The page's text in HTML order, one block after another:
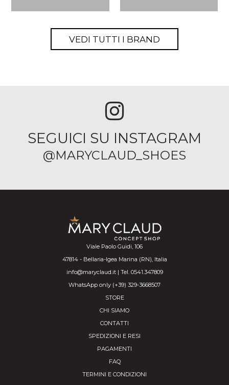
VEDI TUTTI I BRAND
SEGUICI SU INSTAGRAM
@MARYCLAUD_SHOES
Viale Paolo Guidi, 106
47814 - Bellaria-Igea Marina (RN), Italia
info@maryclaud.it | Tel. 0541.347809
WhatsApp only (+39) 329-3668507
STORE
CHI SIAMO
CONTATTI
SPEDIZIONI E RESI
PAGAMENTI
FAQ
TERMINI E CONDIZIONI